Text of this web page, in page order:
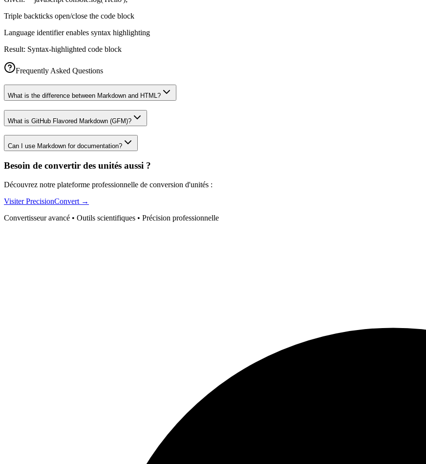
Triple backticks open/close the code block
Language identifier enables syntax highlighting
Result: Syntax-highlighted code block
Frequently Asked Questions
What is the difference between Markdown and HTML?
What is GitHub Flavored Markdown (GFM)?
Can I use Markdown for documentation?
Besoin de convertir des unités aussi ?
Découvrez notre plateforme professionnelle de conversion d'unités :
Visiter PrecisionConvert →
Convertisseur avancé • Outils scientifiques • Précision professionnelle